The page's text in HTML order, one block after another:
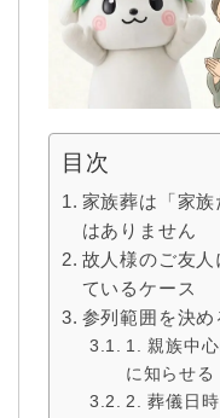
目次
家族葬は「家
はありません
故人様のご友
ているケース
参列範囲を決
1. 親族中
に知らせる
2. 葬儀日